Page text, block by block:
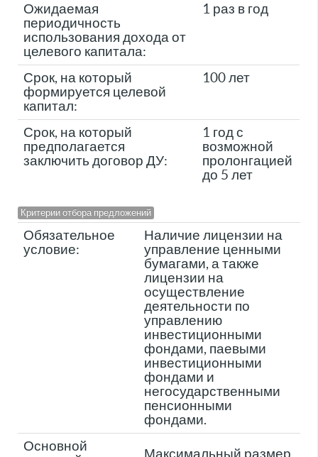
Ожидаемая
периодичность
использования дохода от
целевого капитала:
1 раз в год
Срок, на который
формируется целевой
капитал:
100 лет
Срок, на который
предполагается
заключить договор ДУ:
1 год с
возможной
пролонгацией
до 5 лет
Критерии отбора предложений
Обязательное
условие:
Наличие лицензии на
управление ценными
бумагами, а также
лицензии на
осуществление
деятельности по
управлению
инвестиционными
фондами, паевыми
инвестиционными
фондами и
негосударственными
пенсионными
фондами.
Основной
Максимальный размер